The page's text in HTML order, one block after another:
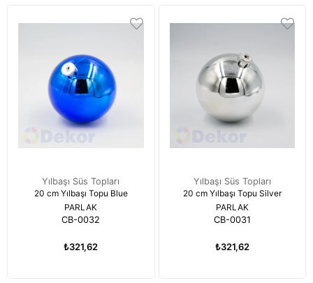
Yılbaşı Süs Topları
20 cm Yılbaşı Topu Blue
PARLAK
CB-0032
₺321,62
Yılbaşı Süs Topları
20 cm Yılbaşı Topu Silver
PARLAK
CB-0031
₺321,62